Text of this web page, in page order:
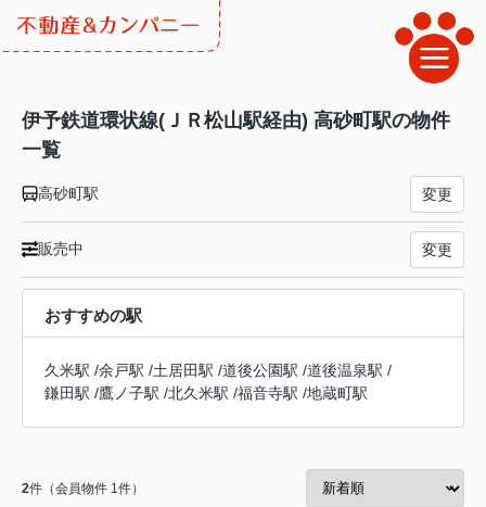
伊予鉄道環状線(ＪＲ松山駅経由) 高砂町駅の物件
一覧
高砂町駅 変更
販売中 変更
おすすめの駅
久米駅 /余戸駅 /土居田駅 /道後公園駅 /道後温泉駅 /
鎌田駅 /鷹ノ子駅 /北久米駅 /福音寺駅 /地蔵町駅
2件（会員物件 1件）